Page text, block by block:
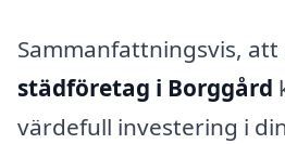
Sammanfattningsvis,
städföretag i Borggård
värdefull investering i